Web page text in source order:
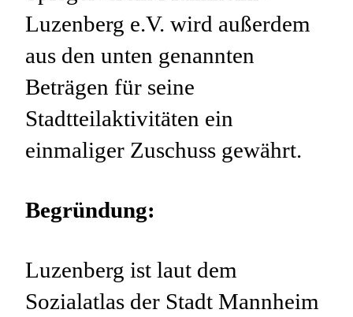
Luzenberg e.V. wird außerdem
aus den unten genannten
Beträgen für seine
Stadtteilaktivitäten ein
einmaliger Zuschuss gewährt.
Begründung:
Luzenberg ist laut dem
Sozialatlas der Stadt Mannheim